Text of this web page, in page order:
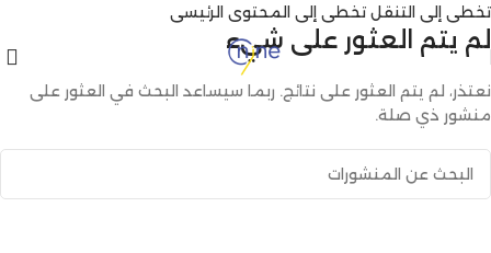
تخطي إلى التنقل تخطي إلى المحتوى الرئيسي
لم يتم العثور على شيء
نعتذر، لم يتم العثور على نتائج. ربما سيساعد البحث في العثور على
منشور ذي صلة.